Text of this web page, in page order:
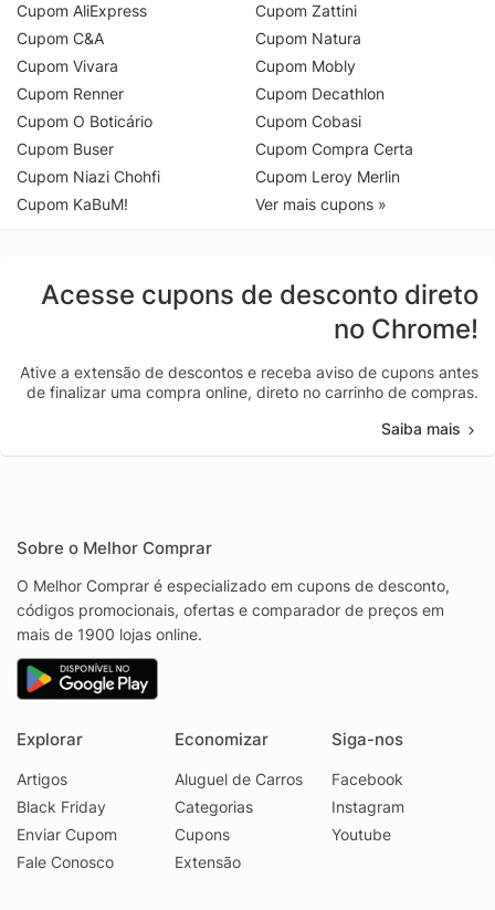
Cupom AliExpress
Cupom C&A
Cupom Vivara
Cupom Renner
Cupom O Boticário
Cupom Buser
Cupom Niazi Chohfi
Cupom KaBuM!
Cupom Zattini
Cupom Natura
Cupom Mobly
Cupom Decathlon
Cupom Cobasi
Cupom Compra Certa
Cupom Leroy Merlin
Ver mais cupons »
Acesse cupons de desconto direto
no Chrome!
Ative a extensão de descontos e receba aviso de cupons antes
de finalizar uma compra online, direto no carrinho de compras.
Saiba mais
Sobre o Melhor Comprar
O Melhor Comprar é especializado em cupons de desconto,
códigos promocionais, ofertas e comparador de preços em
mais de 1900 lojas online.
Explorar
Artigos
Black Friday
Enviar Cupom
Fale Conosco
Economizar
Aluguel de Carros
Categorias
Cupons
Extensão
Siga-nos
Facebook
Instagram
Youtube